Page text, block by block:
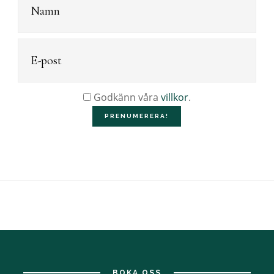
Godkänn våra villkor.